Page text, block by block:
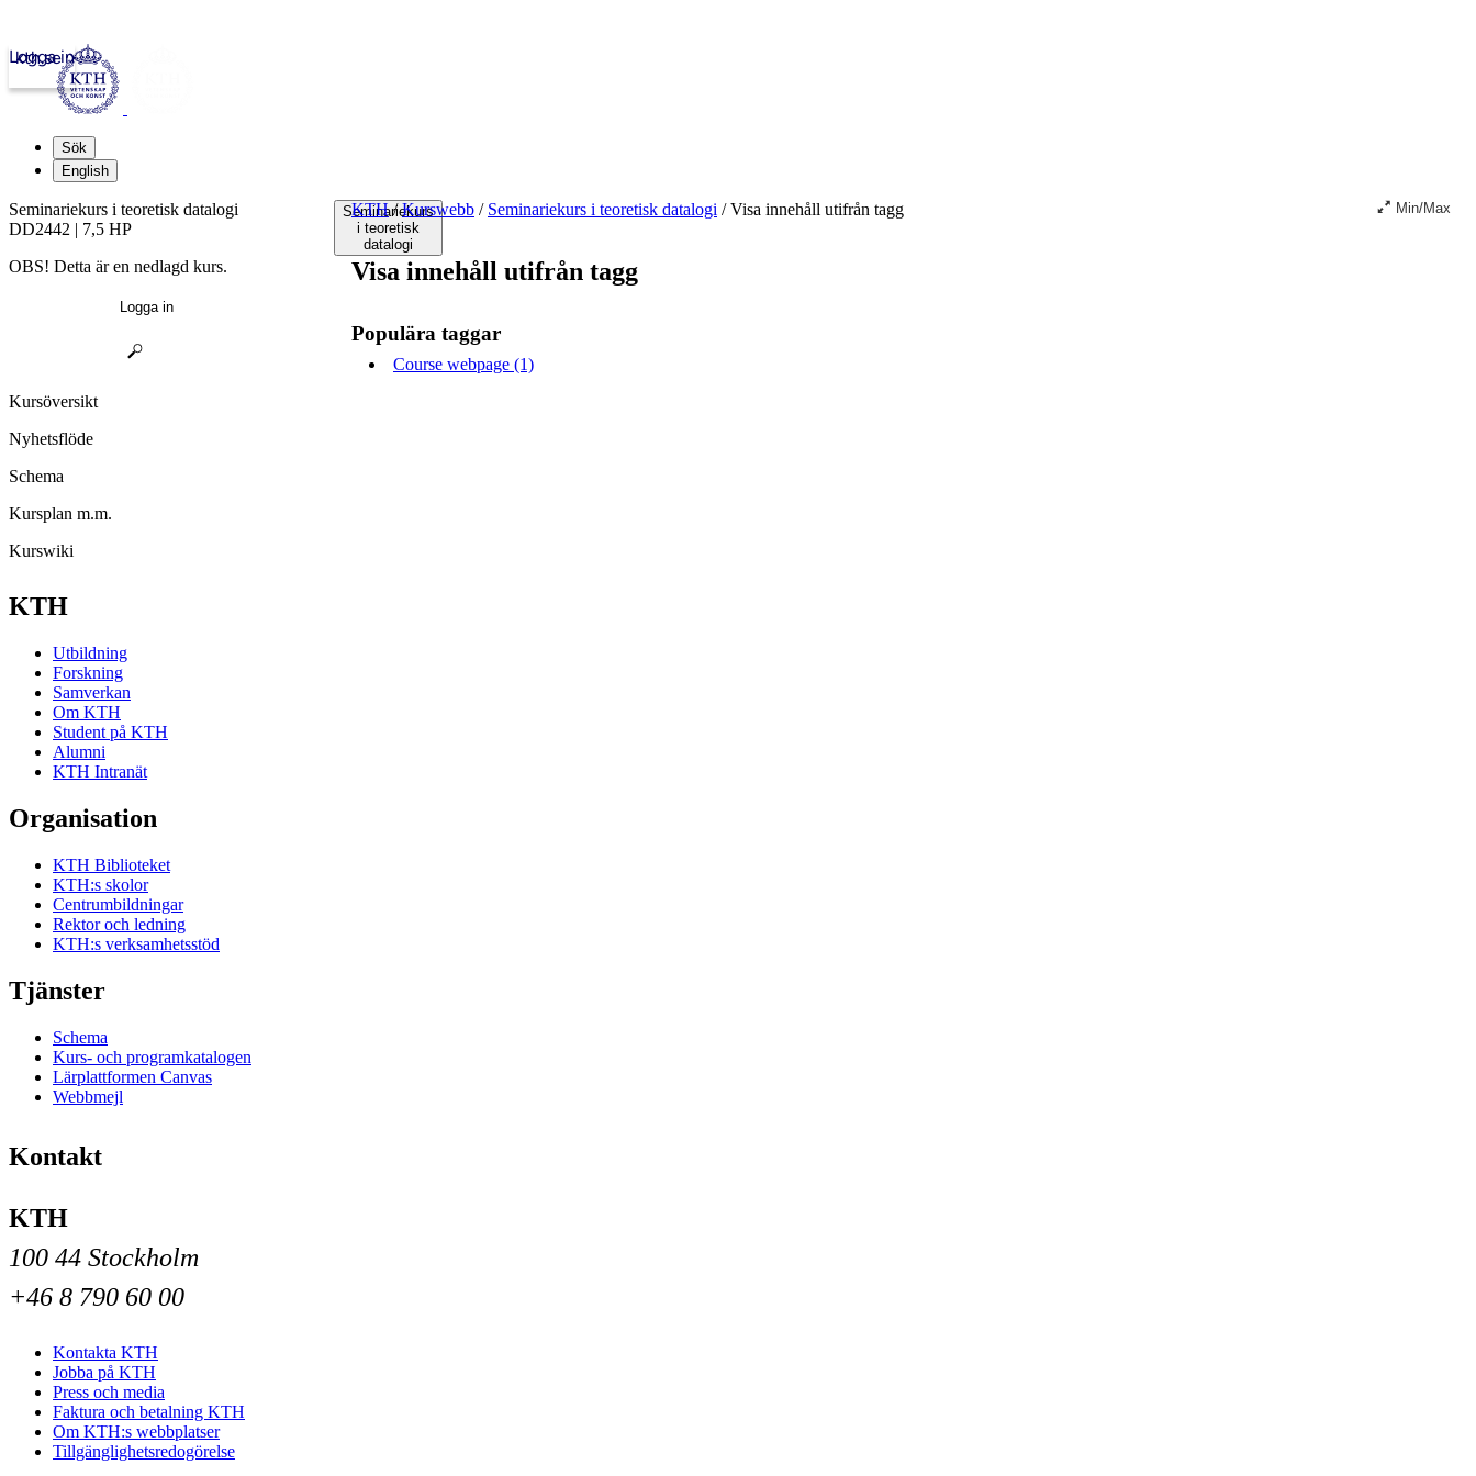
kth.se
Logga in
Sök
English
Seminariekurs
i teoretisk
datalogi
KTH / Kurswebb / Seminariekurs i teoretisk datalogi /Visa innehåll utifrån tagg Min/Max
Visa innehåll utifrån tagg
Populära taggar
Course webpage (1)
Seminariekurs i teoretisk datalogi
DD2442 | 7,5 HP
OBS! Detta är en nedlagd kurs.
Logga in
Kursöversikt
Nyhetsflöde
Schema
Kursplan m.m.
Kurswiki
KTH
Utbildning
Forskning
Samverkan
Om KTH
Student på KTH
Alumni
KTH Intranät
Organisation
KTH Biblioteket
KTH:s skolor
Centrumbildningar
Rektor och ledning
KTH:s verksamhetsstöd
Tjänster
Schema
Kurs- och programkatalogen
Lärplattformen Canvas
Webbmejl
Kontakt
KTH
100 44 Stockholm
+46 8 790 60 00
Kontakta KTH
Jobba på KTH
Press och media
Faktura och betalning KTH
Om KTH:s webbplatser
Tillgänglighetsredogörelse